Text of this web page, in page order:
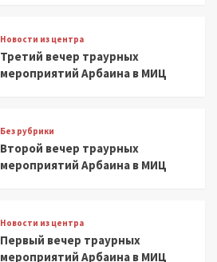
Новости из центра
Третий вечер траурных
мероприятий Арбаина в МИЦ
Без рубрики
Второй вечер траурных
мероприятий Арбаина в МИЦ
Новости из центра
Первый вечер траурных
мероприятий Арбаина в МИЦ